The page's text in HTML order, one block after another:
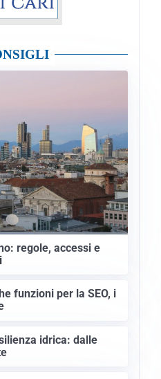
regole, accessi e
funzioni per la SEO, i
idrica: dalle